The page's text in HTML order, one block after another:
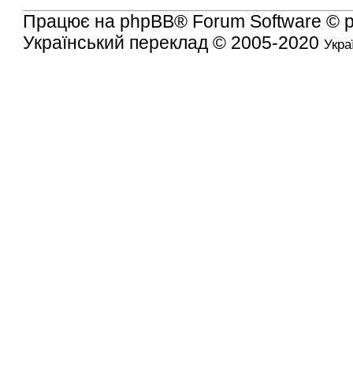
Працює на phpBB® Forum Software ©
Український переклад © 2005-2020